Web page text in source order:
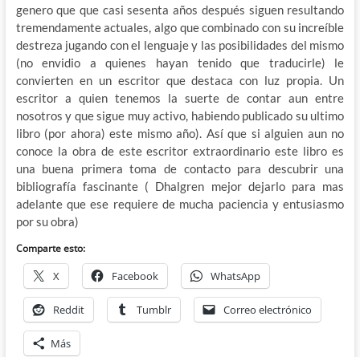
genero que que casi sesenta años después siguen resultando
tremendamente actuales, algo que combinado con su increíble
destreza jugando con el lenguaje y las posibilidades del mismo
(no envidio a quienes hayan tenido que traducirle) le
convierten en un escritor que destaca con luz propia. Un
escritor a quien tenemos la suerte de contar aun entre
nosotros y que sigue muy activo, habiendo publicado su ultimo
libro (por ahora) este mismo año). Así que si alguien aun no
conoce la obra de este escritor extraordinario este libro es
una buena primera toma de contacto para descubrir una
bibliografía fascinante ( Dhalgren mejor dejarlo para mas
adelante que ese requiere de mucha paciencia y entusiasmo
por su obra)
Comparte esto:
X Facebook WhatsApp
Reddit Tumblr Correo electrónico
Más